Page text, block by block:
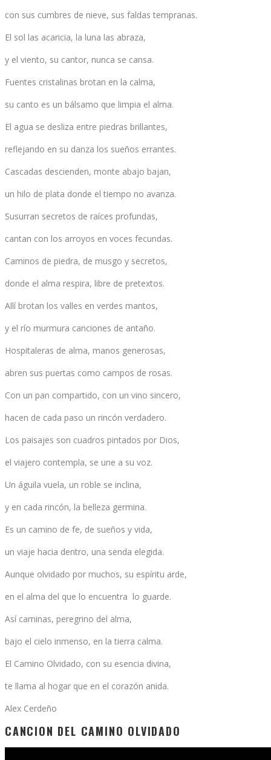
con sus cumbres de nieve, sus faldas tempranas.
El sol las acaricia, la luna las abraza,
y el viento, su cantor, nunca se cansa.
Fuentes cristalinas brotan en la calma,
su canto es un bálsamo que limpia el alma.
El agua se desliza entre piedras brillantes,
reflejando en su danza los sueños errantes.
Cascadas descienden, monte abajo bajan,
un hilo de plata donde el tiempo no avanza.
Susurran secretos de raíces profundas,
cantan con los arroyos en voces fecundas.
Caminos de piedra, de musgo y secretos,
donde el alma respira, libre de pretextos.
Allí brotan los valles en verdes mantos,
y el río murmura canciones de antaño.
Hospitaleras de alma, manos generosas,
abren sus puertas como campos de rosas.
Con un pan compartido, con un vino sincero,
hacen de cada paso un rincón verdadero.
Los paisajes son cuadros pintados por Dios,
el viajero contempla, se une a su voz.
Un águila vuela, un roble se inclina,
y en cada rincón, la belleza germina.
Es un camino de fe, de sueños y vida,
un viaje hacia dentro, una senda elegida.
Aunque olvidado por muchos, su espíritu arde,
en el alma del que lo encuentra lo guarde.
Así caminas, peregrino del alma,
bajo el cielo inmenso, en la tierra calma.
El Camino Olvidado, con su esencia divina,
te llama al hogar que en el corazón anida.
Alex Cerdeño
CANCION DEL CAMINO OLVIDADO